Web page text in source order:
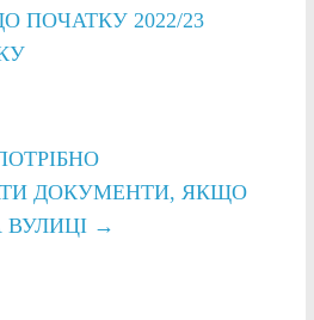
ПОЧАТКУ 2022/23
ДОКУМЕНТИ, ЯКЩО
ВУЛИЦІ →